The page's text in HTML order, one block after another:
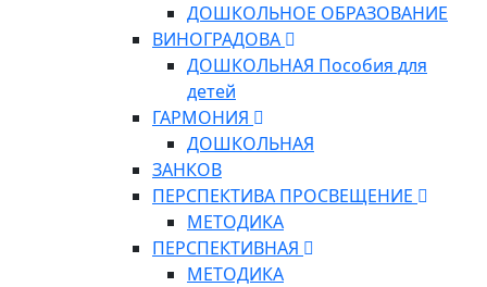
ДОШКОЛЬНОЕ ОБРАЗОВАНИЕ
ВИНОГРАДОВА
ДОШКОЛЬНАЯ Пособия для
детей
ГАРМОНИЯ
ДОШКОЛЬНАЯ
ЗАНКОВ
ПЕРСПЕКТИВА ПРОСВЕЩЕНИЕ
МЕТОДИКА
ПЕРСПЕКТИВНАЯ
МЕТОДИКА